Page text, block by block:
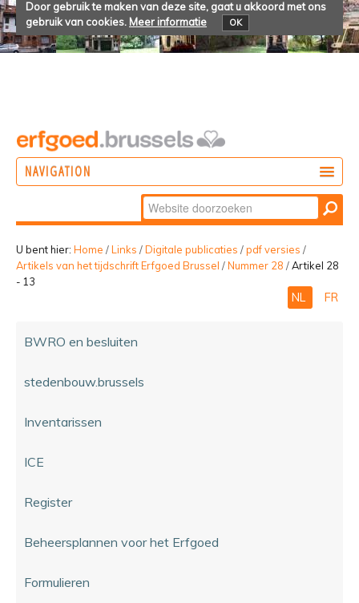
Door gebruik te maken van deze site, gaat u akkoord met ons
gebruik van cookies. Meer informatie OK
NAVIGATION
BELEVEN
Zoek
Geavanceerd
zoeken...
U bent hier: Home /Links /Digitale publicaties /pdf versies /
Artikels van het tijdschrift Erfgoed Brussel /Nummer 28 /Artikel 28
- 13
NL FR
BWRO en besluiten
stedenbouw.brussels
Inventarissen
ICE
Register
Beheersplannen voor het Erfgoed
Formulieren